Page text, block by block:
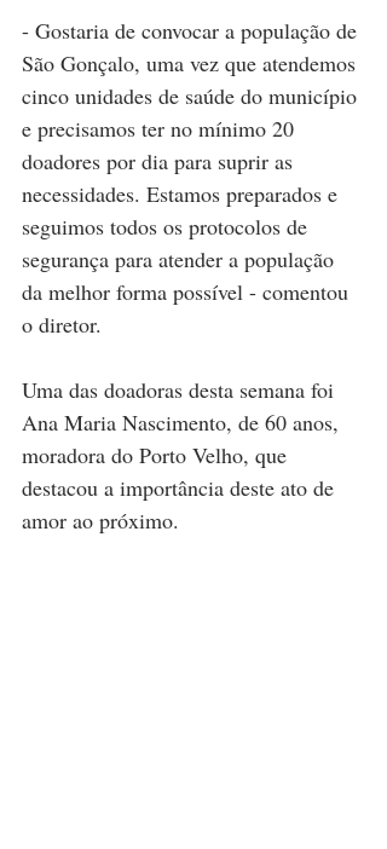
- Gostaria de convocar a população de
São Gonçalo, uma vez que atendemos
cinco unidades de saúde do município
e precisamos ter no mínimo 20
doadores por dia para suprir as
necessidades. Estamos preparados e
seguimos todos os protocolos de
segurança para atender a população
da melhor forma possível - comentou
o diretor.
Uma das doadoras desta semana foi
Ana Maria Nascimento, de 60 anos,
moradora do Porto Velho, que
destacou a importância deste ato de
amor ao próximo.